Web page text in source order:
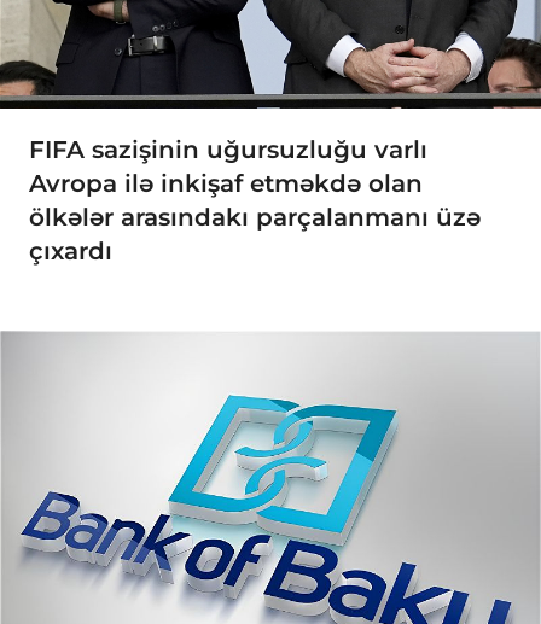
FIFA sazişinin uğursuzluğu varlı
Avropa ilə inkişaf etməkdə olan
ölkələr arasındakı parçalanmanı üzə
çıxardı